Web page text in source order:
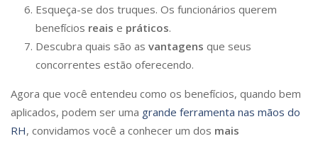
Esqueça-se dos truques. Os funcionários querem
benefícios reais e práticos.
Descubra quais são as vantagens que seus
concorrentes estão oferecendo.
Agora que você entendeu como os benefícios, quando bem
aplicados, podem ser uma grande ferramenta nas mãos do
RH, convidamos você a conhecer um dos mais